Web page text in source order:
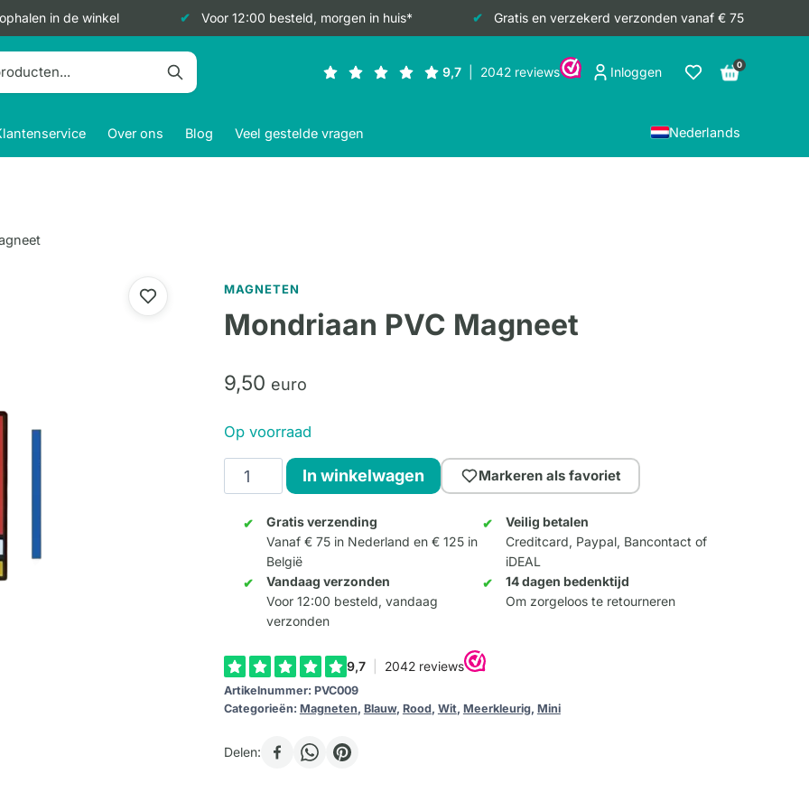
in de winkel Voor 12:00 besteld, morgen in huis* Gratis en verzekerd verzonden vanaf € 75
Inloggen 0
Over ons Blog Veel gestelde vragen Nederlands
MAGNETEN
Mondriaan PVC Magneet
9,50 euro
Op voorraad
Mondriaan
PVC
Magneet
aantal
In winkelwagen Markeren als favoriet
Gratis verzending
Vanaf € 75 in Nederland en € 125 in
België
Veilig betalen
Creditcard, Paypal, Bancontact of
iDEAL
Vandaag verzonden
Voor 12:00 besteld, vandaag
verzonden
14 dagen bedenktijd
Om zorgeloos te retourneren
Artikelnummer: PVC009
Categorieën: Magneten, Blauw, Rood, Wit, Meerkleurig, Mini
Delen: